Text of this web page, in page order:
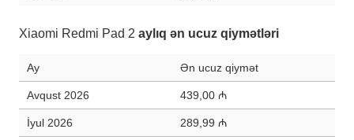
Xiaomi Redmi Pad 2 aylıq ən ucuz qiymətləri
Ay Ən ucuz qiymət
Avqust 2026 439,00 ₼
İyul 2026 289,99 ₼